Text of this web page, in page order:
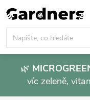
Přejít
na
obsah
🌿
víc zeleně,